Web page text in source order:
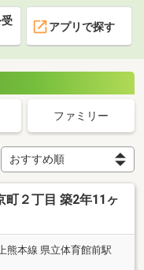
受
アプリで探す
ファミリー
町２丁目 築2年11ヶ
熊本線 県立体育館前駅